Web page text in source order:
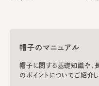
帽子のマニュアル
帽子に関する基礎知識や、
のポイントについてご紹介し